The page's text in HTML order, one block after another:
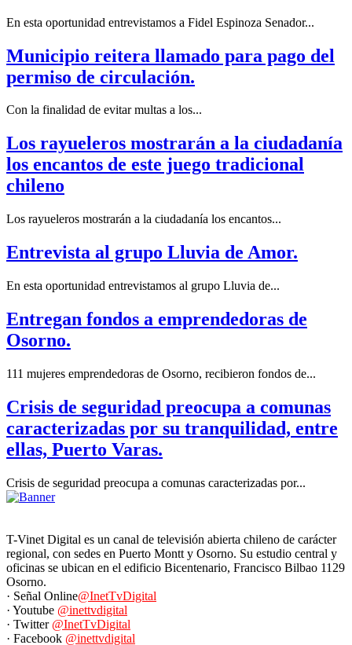
En esta oportunidad entrevistamos a Fidel Espinoza Senador...
Municipio reitera llamado para pago del
permiso de circulación.
Con la finalidad de evitar multas a los...
Los rayueleros mostrarán a la ciudadanía
los encantos de este juego tradicional
chileno
Los rayueleros mostrarán a la ciudadanía los encantos...
Entrevista al grupo Lluvia de Amor.
En esta oportunidad entrevistamos al grupo Lluvia de...
Entregan fondos a emprendedoras de
Osorno.
111 mujeres emprendedoras de Osorno, recibieron fondos de...
Crisis de seguridad preocupa a comunas
caracterizadas por su tranquilidad, entre
ellas, Puerto Varas.
Crisis de seguridad preocupa a comunas caracterizadas por...
T-Vinet Digital es un canal de televisión abierta chileno de carácter
regional, con sedes en Puerto Montt y Osorno. Su estudio central y
oficinas se ubican en el edificio Bicentenario, Francisco Bilbao 1129
Osorno.
· Señal Online@InetTvDigital
· Youtube @inettvdigital
· Twitter @InetTvDigital
· Facebook @inettvdigital